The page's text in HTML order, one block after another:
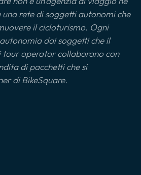
rete di soggetti autonomi che
il cicloturismo. Ogni
dai soggetti che il
tour operator collaborano con
di pacchetti che si
di BikeSquare.